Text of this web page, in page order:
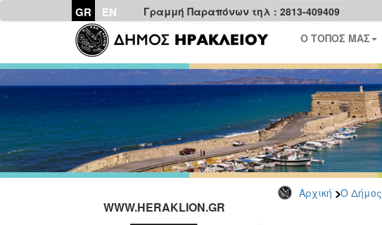
GR EN Γραμμή Παραπόνων τηλ : 2813-409409
Ο ΤΟΠΟΣ ΜΑΣ
Αρχική Ο Δήμος
WWW.HERAKLION.GR